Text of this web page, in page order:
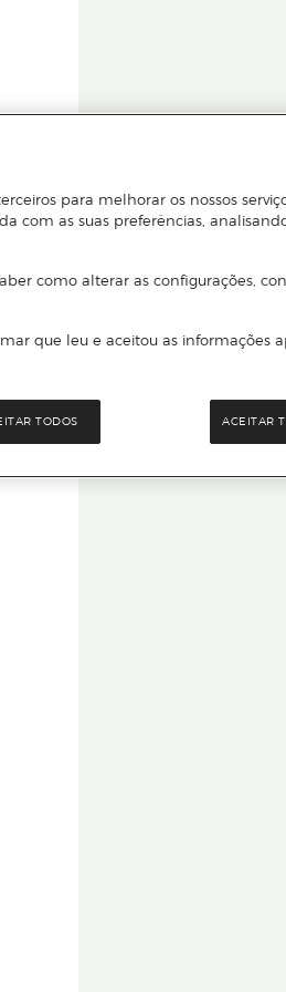
Para
Leia o
para melhorar os nossos
com as suas preferências,
como alterar as configurações,
que leu e aceitou as informações
TODOS ACEITAR